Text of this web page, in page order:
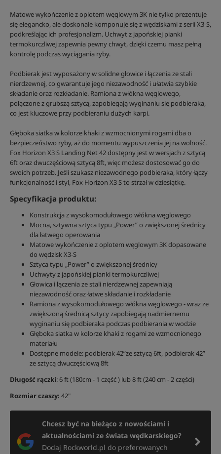
Matowe wykończenie z oplotem węglowym 3K nie tylko prezentuje
się elegancko, ale doskonale komponuje się z wędziskami z serii X3-S,
podkreślając ich profesjonalizm. Uchwyt z japońskiej pianki
termokurczliwej zapewnia pewny chwyt, dzięki czemu masz pełną
kontrolę podczas wyciągania ryby.
Podbierak jest wyposażony w solidne głowice i łączenia ze stali
nierdzewnej, co gwarantuje jego niezawodność i ułatwia szybkie
składanie oraz rozkładanie. Ramiona z włókna węglowego,
połączone z grubszą sztycą, zapobiegają wyginaniu się podbieraka,
co jest kluczowe przy podbieraniu dużych karpi.
Głęboka siatka w kolorze khaki z wzmocnionymi rogami dba o
bezpieczeństwo ryby, aż do momentu wypuszczenia jej na wolność.
Fox Horizon X3 S Landing Net 42 dostępny jest w wersjach z sztycą
6ft oraz dwuczęściową sztycą 8ft, więc możesz dostosować go do
swoich potrzeb. Jeśli szukasz niezawodnego podbieraka, który łączy
funkcjonalność i styl, Fox Horizon X3 S to strzał w dziesiątkę.
Specyfikacja produktu:
Konstrukcja z wysokomodułowego włókna węglowego
Mocna, sztywna sztyca typu „Power” o zwiększonej średnicy
dla łatwego operowania
Matowe wykończenie z oplotem węglowym 3K dopasowane
do wędzisk X3-S
Sztyca typu „Power” o zwiększonej średnicy
Uchwyty z japońskiej pianki termokurczliwej
Głowica i łączenia ze stali nierdzewnej zapewniają
niezawodność oraz łatwe składanie i rozkładanie
Ramiona z wysokomodułowego włókna węglowego - wraz ze
zwiększoną średnicą sztycy zapobiegają nadmiernemu
wyginaniu się podbieraka podczas podbierania w wodzie
Głęboka siatka w kolorze khaki z rogami ze wzmocnionego
materiału
Dostępne modele: podbierak 42”ze sztycą 6ft, podbierak 42”
ze sztycą dwuczęściową 8ft
Długość rączki: 6 ft (180cm - 1 część ) lub 8 ft (240 cm - 2 części)
Rozmiar czaszy: 42"
Chcesz być na bieżąco z nowościami i
aktualnościami ze świata wędkarskiego?
Dodaj Rockworld.pl do preferowanych